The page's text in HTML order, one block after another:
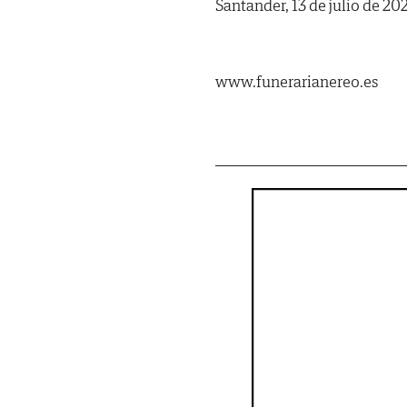
Santander, 13 de julio de
www.funerarianereo.es